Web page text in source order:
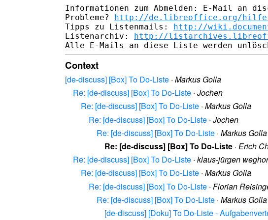
Informationen zum Abmelden: E-Mail an
Probleme? http://de.libreoffice.org/hilfe-
Tipps zu Listenmails: http://
Listenarchiv: http://
Context
[de-discuss] [Box] To Do-Liste · Markus Golla
Re: [de-discuss] [Box] To Do-Liste · Jochen
Re: [de-discuss] [Box] To Do-Liste · Markus Golla
Re: [de-discuss] [Box] To Do-Liste · Jochen
Re: [de-discuss] [Box] To Do-Liste · Markus Golla
Re: [de-discuss] [Box] To Do-Liste · Erich
Re: [de-discuss] [Box] To Do-Liste · klaus-jürgen
Re: [de-discuss] [Box] To Do-Liste · Markus Golla
Re: [de-discuss] [Box] To Do-Liste · Florian
Re: [de-discuss] [Box] To Do-Liste · Markus Golla
[de-discuss] [Doku] To Do-Liste -